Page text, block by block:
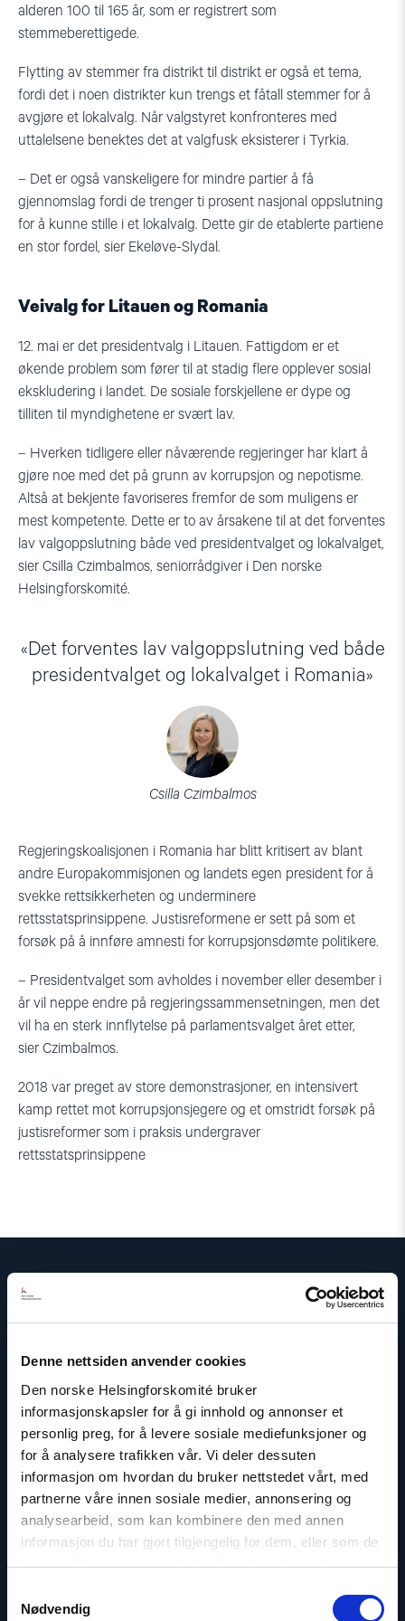
Denne nettsiden anvender cookies
Den norske Helsingforskomité bruker
informasjonskapsler for å gi innhold og annonser et
personlig preg, for å levere sosiale mediefunksjoner og
for å analysere trafikken vår. Vi deler dessuten
informasjon om hvordan du bruker nettstedet vårt, med
partnerne våre innen sosiale medier, annonsering og
analysearbeid, som kan kombinere den med annen
informasjon du har gjort tilgjengelig for dem, eller som de
har samlet inn gjennom din bruk av tjenestene deres.
Nødvendig
alderen 100 til 165 år, som er registrert som
stemmeberettigede.
Flytting av stemmer fra distrikt til distrikt er også et tema,
fordi det i noen distrikter kun trengs et fåtall stemmer for å
avgjøre et lokalvalg. Når valgstyret konfronteres med
uttalelsene benektes det at valgfusk eksisterer i Tyrkia.
– Det er også vanskeligere for mindre partier å få
gjennomslag fordi de trenger ti prosent nasjonal oppslutning
for å kunne stille i et lokalvalg. Dette gir de etablerte partiene
en stor fordel, sier Ekeløve-Slydal.
Veivalg for Litauen og Romania
12. mai er det presidentvalg i Litauen. Fattigdom er et
økende problem som fører til at stadig flere opplever sosial
ekskludering i landet. De sosiale forskjellene er dype og
tilliten til myndighetene er svært lav.
– Hverken tidligere eller nåværende regjeringer har klart å
gjøre noe med det på grunn av korrupsjon og nepotisme.
Altså at bekjente favoriseres fremfor de som muligens er
mest kompetente. Dette er to av årsakene til at det forventes
lav valgoppslutning både ved presidentvalget og lokalvalget,
sier Csilla Czimbalmos, seniorrådgiver i Den norske
Helsingforskomité.
Det forventes lav valgoppslutning ved både
presidentvalget og lokalvalget i Romania
Csilla Czimbalmos
Regjeringskoalisjonen i Romania har blitt kritisert av blant
andre Europakommisjonen og landets egen president for å
svekke rettsikkerheten og underminere
rettsstatsprinsippene. Justisreformene er sett på som et
forsøk på å innføre amnesti for korrupsjonsdømte politikere.
– Presidentvalget som avholdes i november eller desember i
år vil neppe endre på regjeringssammensetningen, men det
vil ha en sterk innflytelse på parlamentsvalget året etter,
sier Czimbalmos.
2018 var preget av store demonstrasjoner, en intensivert
kamp rettet mot korrupsjonsjegere og et omstridt forsøk på
justisreformer som i praksis undergraver
rettsstatsprinsippene
Kontakt
Read
"Olya
Shamshur"